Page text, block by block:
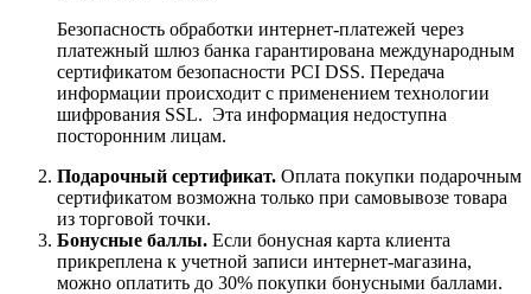
Безопасность обработки интернет-платежей через
платежный шлюз банка гарантирована международным
сертификатом безопасности PCI DSS. Передача
информации происходит с применением технологии
шифрования SSL. Эта информация недоступна
посторонним лицам.
Подарочный сертификат. Оплата покупки подарочным
сертификатом возможна только при самовывозе товара
из торговой точки.
Бонусные баллы. Если бонусная карта клиента
прикреплена к учетной записи интернет-магазина,
можно оплатить до 30% покупки бонусными баллами.